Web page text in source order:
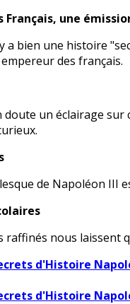
Français, une
bien une histoire
des français.
un éclairage
de Napoléon III
nous laissent
d'Histoire
d'Histoire